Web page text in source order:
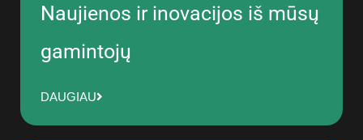
Naujienos ir inovacijos iš mūsų
gamintojų
DAUGIAU